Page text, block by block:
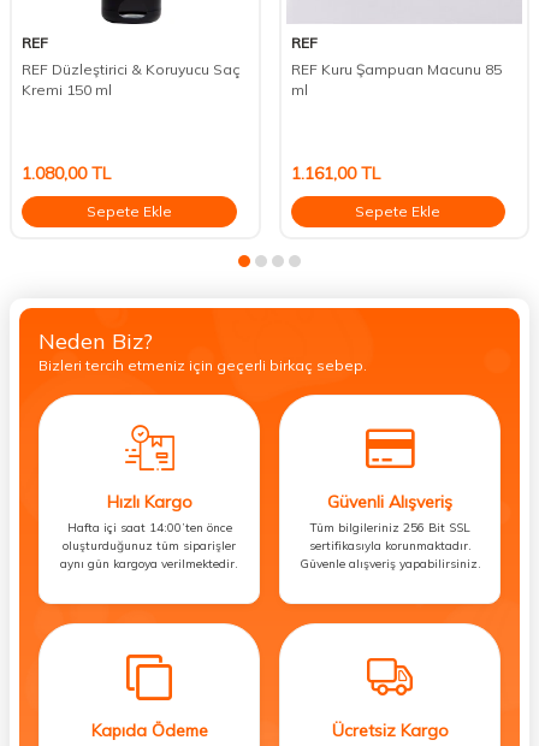
REF
REF Düzleştirici & Koruyucu Saç
Kremi 150 ml
1.080,00TL
Sepete Ekle
REF
REF Kuru Şampuan Macunu 85
ml
1.161,00TL
Sepete Ekle
Neden Biz?
Bizleri tercih etmeniz için geçerli birkaç sebep.
Hızlı Kargo
Hafta içi saat 14:00’ten önce
oluşturduğunuz tüm siparişler
aynı gün kargoya verilmektedir.
Güvenli Alışveriş
Tüm bilgileriniz 256 Bit SSL
sertifikasıyla korunmaktadır.
Güvenle alışveriş yapabilirsiniz.
Kapıda Ödeme Ücretsiz Kargo